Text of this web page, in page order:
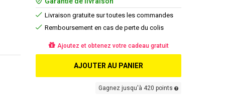
Livraison gratuite sur toutes les commandes
Remboursement en cas de perte du colis
Ajoutez et obtenez votre cadeau gratuit
AJOUTER AU PANIER
Gagnez jusqu'à 420 points